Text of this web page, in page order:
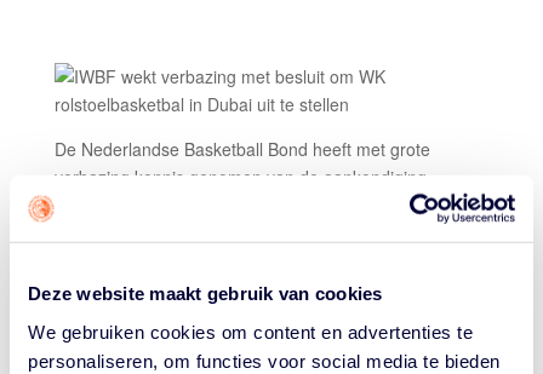
Deze website maakt gebruik van cookies
We gebruiken cookies om content en advertenties te
personaliseren, om functies voor social media te bieden
De Nederlandse Basketball Bond heeft met grote
verbazing kennis genomen van de aankondiging
vandaag van de International Wheelchair Basketball
Deze beslissing betekent een forse aanslag op de
regerend Paralympisch, wereld- en Europees kampioen